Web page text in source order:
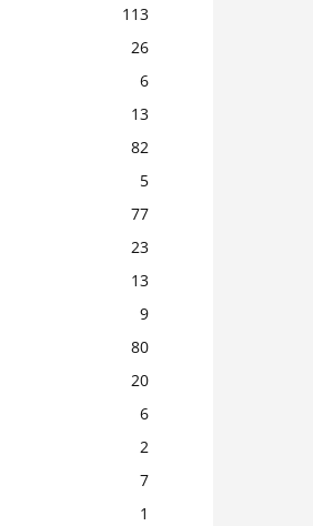
113
26
6
13
82
5
77
23
13
9
80
20
6
2
7
1